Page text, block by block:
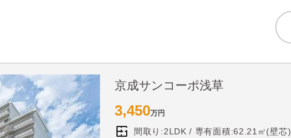
京成サンコーポ浅草
3,450万円
間取り:2LDK 専有面積:62.21㎡(壁芯)